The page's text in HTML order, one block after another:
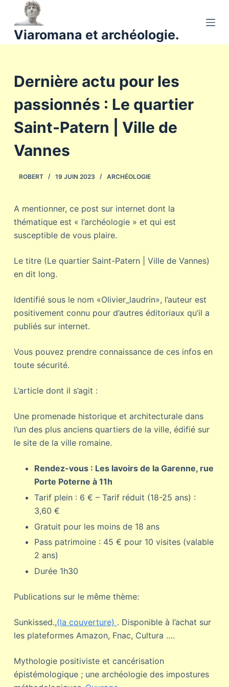
a
u
o
n
Viaromana et archéologie.
Dernière actu pour les
passionnés : Le quartier
Saint-Patern | Ville de
Vannes
ROBERT 19 JUIN 2023 ARCHÉOLOGIE
A mentionner, ce post sur internet dont la
thématique est « l’archéologie » et qui est
susceptible de vous plaire.
Le titre (Le quartier Saint-Patern | Ville de Vannes)
en dit long.
Identifié sous le nom «Olivier_laudrin», l’auteur est
positivement connu pour d’autres éditoriaux qu’il a
publiés sur internet.
Vous pouvez prendre connaissance de ces infos en
toute sécurité.
L’article dont il s’agit :
Une promenade historique et architecturale dans
l’un des plus anciens quartiers de la ville, édifié sur
le site de la ville romaine.
Rendez-vous : Les lavoirs de la Garenne, rue
Porte Poterne à 11h
Tarif plein : 6 € – Tarif réduit (18-25 ans) :
3,60 €
Gratuit pour les moins de 18 ans
Pass patrimoine : 45 € pour 10 visites (valable
2 ans)
Durée 1h30
Publications sur le même thème:
Sunkissed.,(la couverture) . Disponible à l’achat sur
les plateformes Amazon, Fnac, Cultura ….
Mythologie positiviste et cancérisation
épistémologique ; une archéologie des impostures